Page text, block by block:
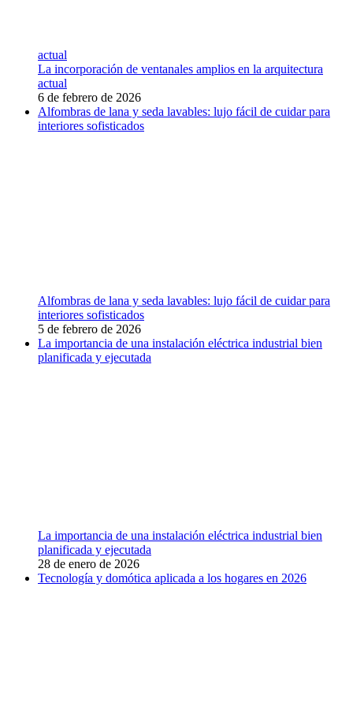
actual
La incorporación de ventanales amplios en la arquitectura
actual
6 de febrero de 2026
Alfombras de lana y seda lavables: lujo fácil de cuidar para
interiores sofisticados
Alfombras de lana y seda lavables: lujo fácil de cuidar para
interiores sofisticados
5 de febrero de 2026
La importancia de una instalación eléctrica industrial bien
planificada y ejecutada
La importancia de una instalación eléctrica industrial bien
planificada y ejecutada
28 de enero de 2026
Tecnología y domótica aplicada a los hogares en 2026